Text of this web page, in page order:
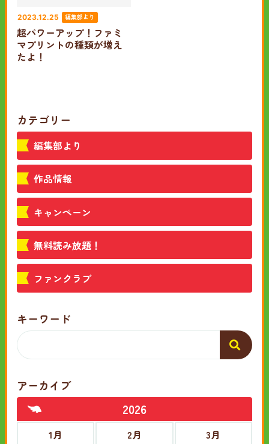
2023.12.25 編集部より
超パワーアップ！ファミ
マプリントの種類が増え
たよ！
カテゴリー
編集部より
作品情報
キャンペーン
無料読み放題！
ファンクラブ
キーワード
アーカイブ
2026
1月 2月
3月